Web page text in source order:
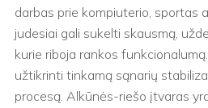
darbas prie kompiuterio, sportas
judesiai gali sukelti skausmą,
kurie riboja rankos
užtikrinti tinkamą sąnarių
procesą. Alkūnės-riešo įtvaras